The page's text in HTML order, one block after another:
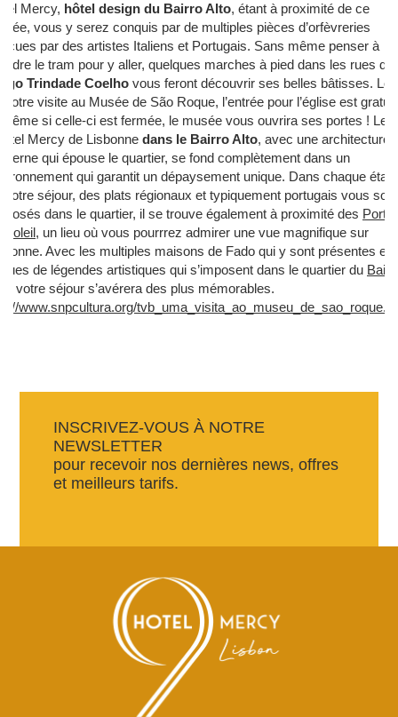
Mercy, hôtel design du Bairro Alto, étant à proximité de ce
vous y serez conquis par de multiples pièces d’orfèvreries
par des artistes Italiens et Portugais. Sans même penser à
le tram pour y aller, quelques marches à pied dans les rues du
Trindade Coelho vous feront découvrir ses belles bâtisses.
votre visite au Musée de São Roque, l’entrée pour l’église est
si celle-ci est fermée, le musée vous ouvrira ses portes ! Le
Mercy de Lisbonne dans le Bairro Alto, avec une architecture
qui épouse le quartier, se fond complètement dans un
qui garantit un dépaysement unique. Dans chaque
votre séjour, des plats régionaux et typiquement portugais vous sont
dans le quartier, il se trouve également à proximité des
Soleil, un lieu où vous pourrrez admirer une vue magnifique sur
Avec les multiples maisons de Fado qui y sont présentes et
de légendes artistiques qui s’imposent dans le quartier du
, votre séjour s’avérera des plus mémorables.
www.snpcultura.org/
INSCRIVEZ-VOUS À NOTRE
NEWSLETTER
pour recevoir nos dernières news, offres
et meilleurs tarifs.
CHAMBRES
SERVICES
GALERIE
OFFRES
TOURISME
ENTREPRISES & GROUPES
CONTACT
FR
EN